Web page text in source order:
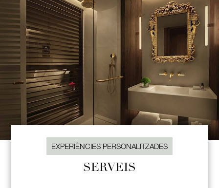
EXPERIÈNCIES PERSONALITZADES
SERVEIS